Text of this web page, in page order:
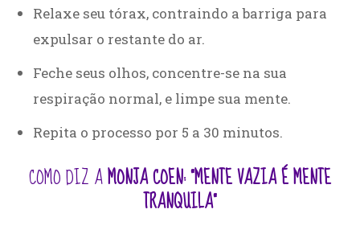
Relaxe seu tórax, contraindo a barriga para
expulsar o restante do ar.
Feche seus olhos, concentre-se na sua
respiração normal, e limpe sua mente.
Repita o processo por 5 a 30 minutos.
COMO DIZ AMONJA COEN: “MENTE VAZIA É MENTE
TRANQUILA”